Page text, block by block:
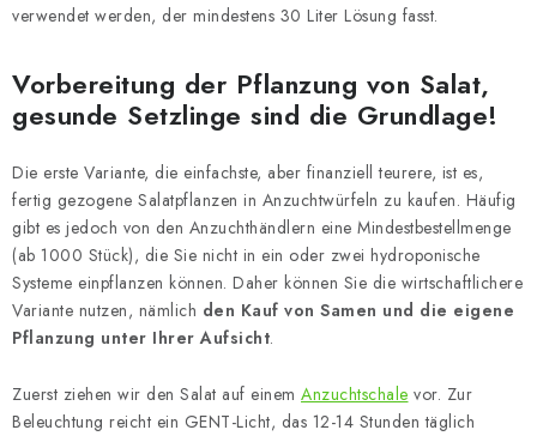
verwendet werden, der mindestens 30 Liter Lösung fasst.
Vorbereitung der Pflanzung von Salat,
gesunde Setzlinge sind die Grundlage!
Die erste Variante, die einfachste, aber finanziell teurere, ist es,
fertig gezogene Salatpflanzen in Anzuchtwürfeln zu kaufen. Häufig
gibt es jedoch von den Anzuchthändlern eine Mindestbestellmenge
(ab 1000 Stück), die Sie nicht in ein oder zwei hydroponische
Systeme einpflanzen können. Daher können Sie die wirtschaftlichere
Variante nutzen, nämlich den Kauf von Samen und die eigene
Pflanzung unter Ihrer Aufsicht.
Zuerst ziehen wir den Salat auf einem Anzuchtschale vor. Zur
Beleuchtung reicht ein GENT-Licht, das 12-14 Stunden täglich